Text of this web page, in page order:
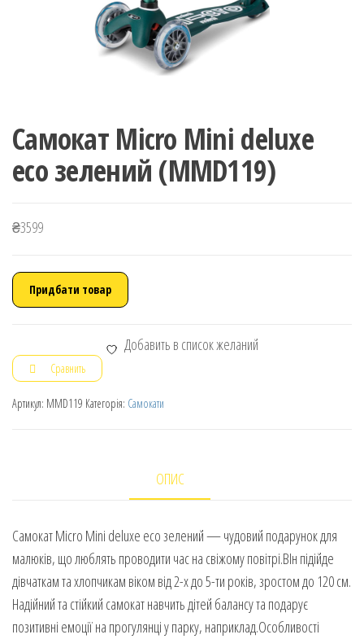
Самокат Micro Mini deluxe
eco зелений (MMD119)
₴3599
Придбати товар
Добавить в список желаний
Сравнить
Артикул: MMD119 Категорія: Самокати
ОПИС
Самокат Micro Mini deluxe eco зелений — чудовий подарунок для
малюків, що люблять проводити час на свіжому повітрі.ВІн підійде
дівчаткам та хлопчикам віком від 2-х до 5-ти років, зростом до 120 см.
Надійний та стійкий самокат навчить дітей балансу та подарує
позитивні емоції на прогулянці у парку, наприклад.Особливості